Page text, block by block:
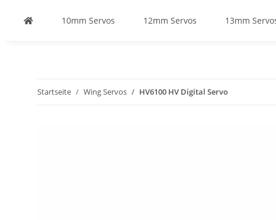
10mm Servos 12mm Servos 13mm
Startseite Wing Servos HV6100 HV Digital Servo